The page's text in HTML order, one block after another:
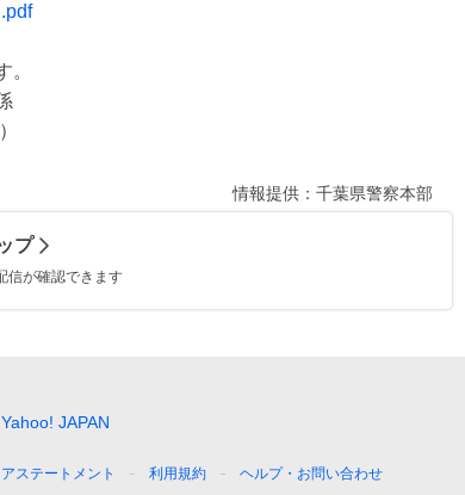
。
情報提供： 千葉県警察本部
プ
信が確認できます
Yahoo! JAPAN
ステートメント 利用規約 ヘルプ・お問い合わせ